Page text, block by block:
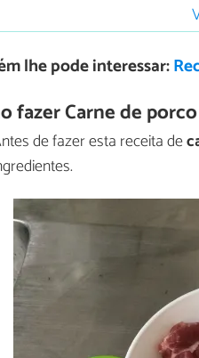
lhe pode interessar:
fazer Carne de porco
de fazer esta receita de